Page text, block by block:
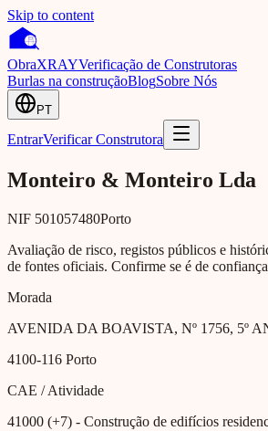
Skip to content
ObraXRAYVerificação de Construtoras
Burlas na construçãoBlogSobre Nós
PT
EntrarVerificar Construtora
Monteiro & Monteiro Lda
NIF 501057480Porto
Avaliação de risco, registos públicos e
de fontes oficiais. Confirme se é de
Morada
AVENIDA DA BOAVISTA, Nº 1756, 5º
4100-116 Porto
CAE / Atividade
41000 (+7) - Construção de edifícios